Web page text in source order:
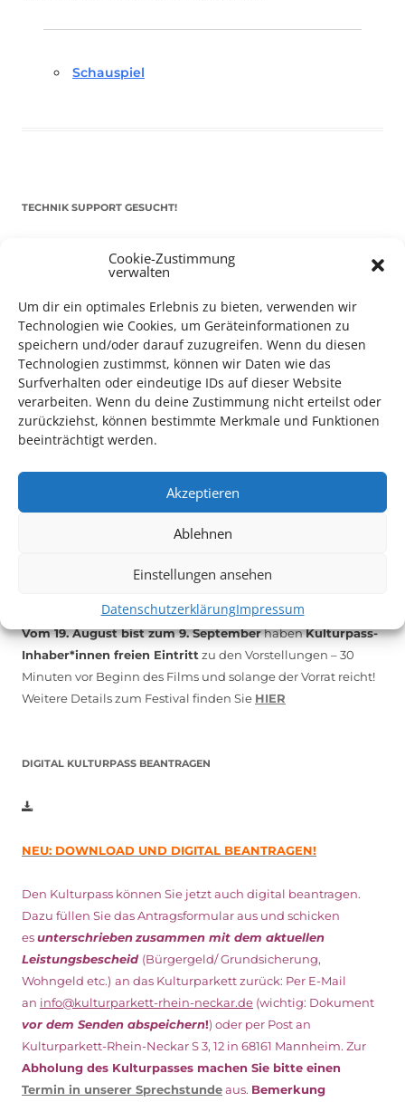
Cookie-Zustimmung
verwalten
Um dir ein optimales Erlebnis zu bieten, verwenden wir
Technologien wie Cookies, um Geräteinformationen zu
speichern und/oder darauf zuzugreifen. Wenn du diesen
Technologien zustimmst, können wir Daten wie das
Surfverhalten oder eindeutige IDs auf dieser Website
verarbeiten. Wenn du deine Zustimmung nicht erteilst oder
zurückziehst, können bestimmte Merkmale und Funktionen
beeinträchtigt werden.
Akzeptieren
Ablehnen
Einstellungen ansehen
DatenschutzerklärungImpressum
Schauspiel
TECHNIK SUPPORT GESUCHT!
Das Kulturparkett freut sich stets über
Mithilfe im Bereich Technik
*KULTURTIPP SOMMERPAUSE: FESTIVAL DES DEUTSCHEN FILMS*
in Ludwigshafen statt.
Vom 19. August bist zum 9. SeptemberhabenKulturpass-
Inhaber*innen freien Eintritt zu den Vorstellungen – 30
Minuten vor Beginn des Films und solange der Vorrat reicht!
Weitere Details zum Festival finden Sie HIER
DIGITAL KULTURPASS BEANTRAGEN
NEU: DOWNLOAD UND DIGITAL BEANTRAGEN!
Den Kulturpass können Sie jetzt auch digital beantragen.
Dazu füllen Sie das Antragsformular aus und schicken
esunterschriebenzusammen mit dem aktuellen
Leistungsbescheid (Bürgergeld/ Grundsicherung,
Wohngeld etc.) an das Kulturparkett zurück: Per E-Mail
an info@kulturparkett-rhein-neckar.de (wichtig: Dokument
vor dem Senden abspeichern!) oder per Post an
Kulturparkett-Rhein-Neckar S 3, 12 in 68161 Mannheim. Zur
Abholung des Kulturpasses machen Sie bitte einen
Termin in unserer Sprechstundeaus. Bemerkung